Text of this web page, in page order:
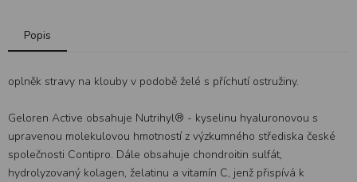
Popis
oplněk stravy na klouby v podobě želé s příchutí ostružiny.
Geloren Active obsahuje Nutrihyl® - kyselinu hyaluronovou s
upravenou molekulovou hmotností z výzkumného střediska české
společnosti Contipro. Dále obsahuje chondroitin sulfát,
hydrolyzovaný kolagen, želatinu a vitamín C, jenž přispívá k